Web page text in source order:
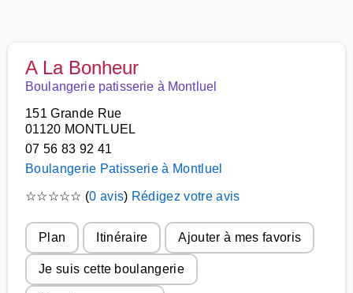
A La Bonheur
Boulangerie patisserie à Montluel
151 Grande Rue
01120 MONTLUEL
07 56 83 92 41
Boulangerie Patisserie à Montluel
☆☆☆☆☆ (0 avis) Rédigez votre avis
Plan Itinéraire Ajouter à mes favoris
Je suis cette boulangerie